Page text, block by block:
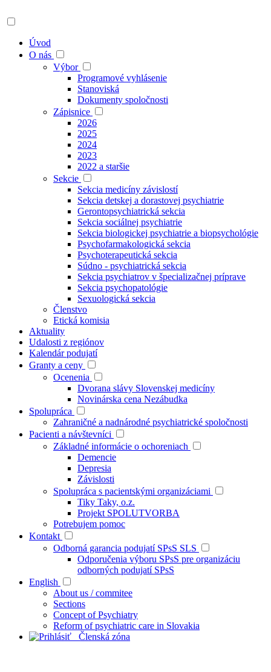
Úvod
O nás
Výbor
Programové vyhlásenie
Stanoviská
Dokumenty spoločnosti
Zápisnice
2026
2025
2024
2023
2022 a staršie
Sekcie
Sekcia medicíny závislostí
Sekcia detskej a dorastovej psychiatrie
Gerontopsychiatrická sekcia
Sekcia sociálnej psychiatrie
Sekcia biologickej psychiatrie a biopsychológie
Psychofarmakologická sekcia
Psychoterapeutická sekcia
Súdno - psychiatrická sekcia
Sekcia psychiatrov v špecializačnej príprave
Sekcia psychopatológie
Sexuologická sekcia
Členstvo
Etická komisia
Aktuality
Udalosti z regiónov
Kalendár podujatí
Granty a ceny
Ocenenia
Dvorana slávy Slovenskej medicíny
Novinárska cena Nezábudka
Spolupráca
Zahraničné a nadnárodné psychiatrické spoločnosti
Pacienti a návštevníci
Základné informácie o ochoreniach
Demencie
Depresia
Závislosti
Spolupráca s pacientskými organizáciami
Tiky Taky, o.z.
Projekt SPOLUTVORBA
Potrebujem pomoc
Kontakt
Odborná garancia podujatí SPsS SLS
Odporučenia výboru SPsS pre organizáciu
odborných podujatí SPsS
English
About us / commitee
Sections
Concept of Psychiatry
Reform of psychiatric care in Slovakia
Členská zóna